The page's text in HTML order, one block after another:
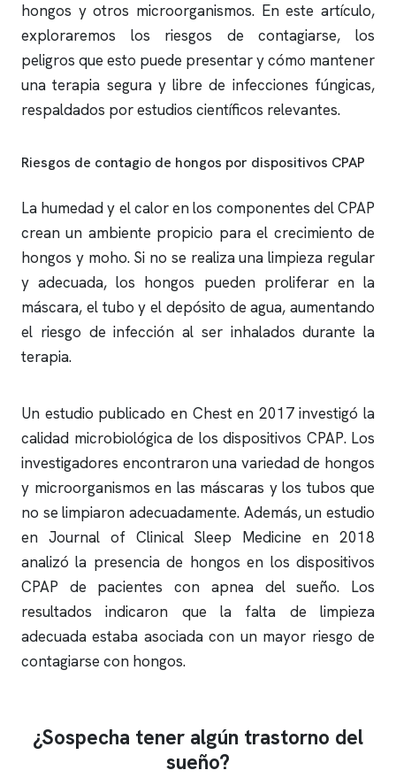
hongos y otros microorganismos. En este artículo,
exploraremos los riesgos de contagiarse, los
peligros que esto puede presentar y cómo mantener
una terapia segura y libre de infecciones fúngicas,
respaldados por estudios científicos relevantes.
Riesgos de contagio de hongos por dispositivos CPAP
La humedad y el calor en los componentes del CPAP
crean un ambiente propicio para el crecimiento de
hongos y moho. Si no se realiza una limpieza regular
y adecuada, los hongos pueden proliferar en la
máscara, el tubo y el depósito de agua, aumentando
el riesgo de infección al ser inhalados durante la
terapia.
Un estudio publicado en Chest en 2017 investigó la
calidad microbiológica de los dispositivos CPAP. Los
investigadores encontraron una variedad de hongos
y microorganismos en las máscaras y los tubos que
no se limpiaron adecuadamente. Además, un estudio
en Journal of Clinical Sleep Medicine en 2018
analizó la presencia de hongos en los dispositivos
CPAP de pacientes con apnea del sueño. Los
resultados indicaron que la falta de limpieza
adecuada estaba asociada con un mayor riesgo de
contagiarse con hongos.
¿Sospecha tener algún trastorno del
sueño?